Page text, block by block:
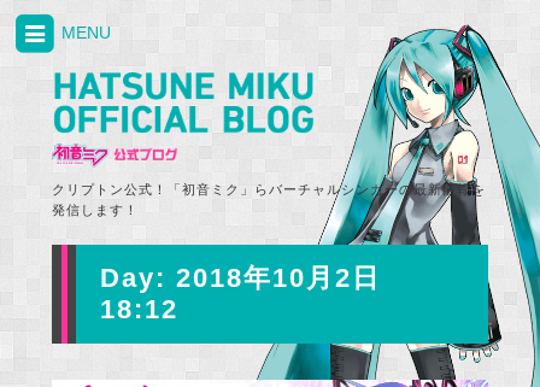
クリプトン公式！「初音ミク」らバーチャルシンガーの最新情報を
発信します！
MENU
Day: 2018年10月2日
18:12